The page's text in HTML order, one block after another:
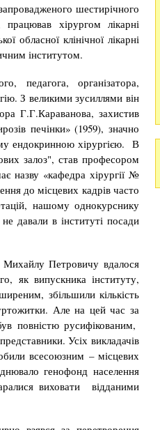
шестирічного
працював хірургом лікарні
обласної клінічної лікарні
інститутом.
педагога, організатора,
З великими зусиллями він
Г.Г.Караванова, захистив
печінки» (1959), значно
ендокринною хі­рургією. В
залоз", став професором
назву «кафедра хірургії №
до місцевих кадрів часто
нашому однокурснику
давали в інституті посади
Михайлу Петровичу вдалося
як випускника інституту,
збільшили кількість
Але на цей час за
повністю русифікованим,
Усіх викладачів
всесоюзним – місцевих
генофонд населення
виховати відданими